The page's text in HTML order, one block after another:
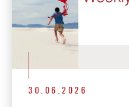
30.06.2026